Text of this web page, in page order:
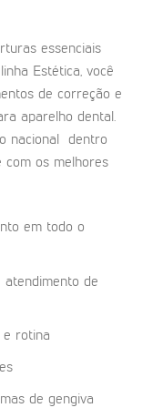
essenciais
Estética, você
de correção e
aparelho dental.
nacional dentro
com os melhores
em todo o
de
e rotina
de gengiva